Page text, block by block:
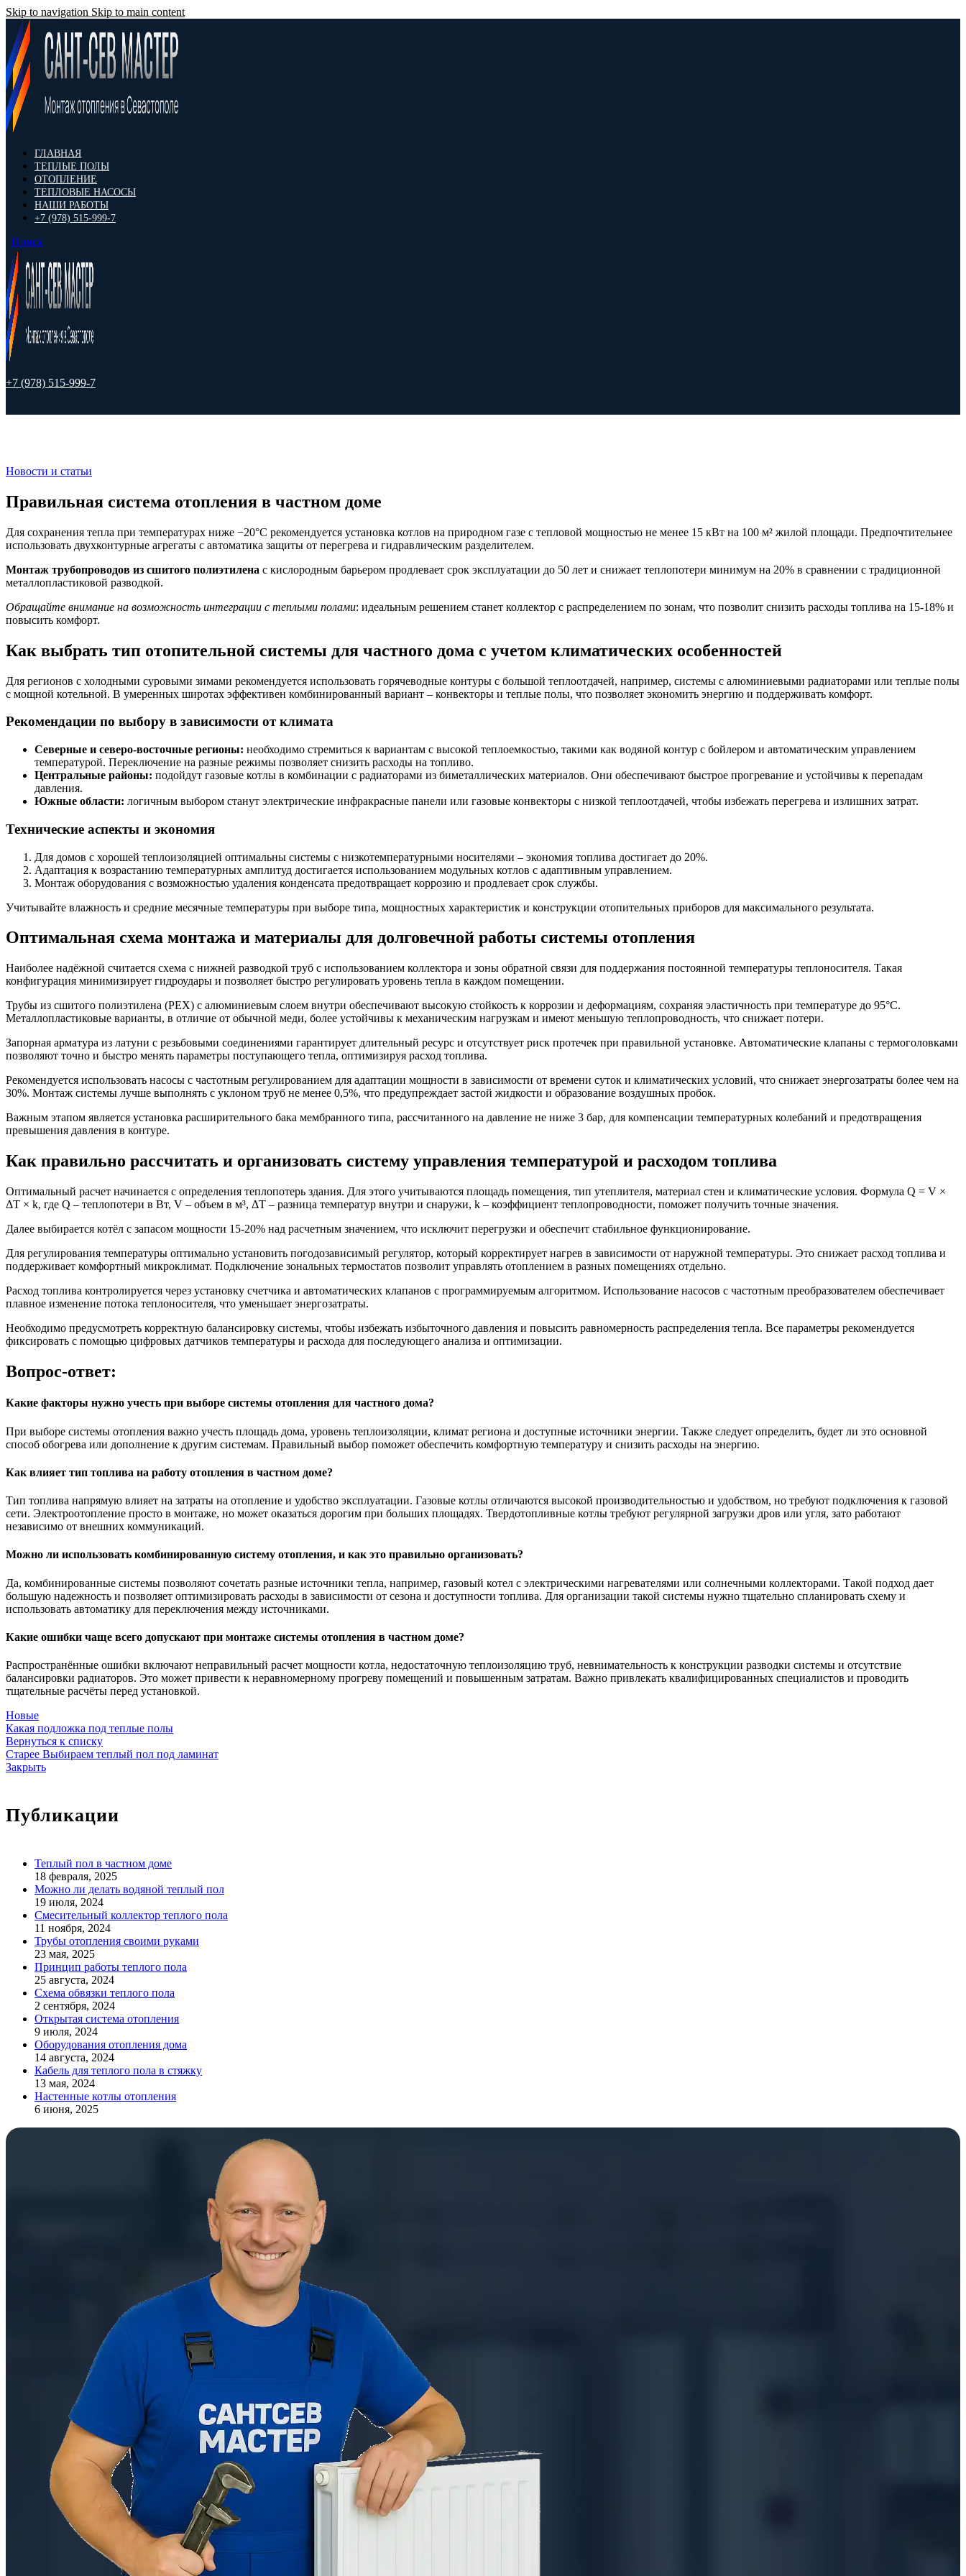
Skip to navigation Skip to main content
ГЛАВНАЯ
ТЕПЛЫЕ ПОЛЫ
ОТОПЛЕНИЕ
ТЕПЛОВЫЕ НАСОСЫ
НАШИ РАБОТЫ
+7 (978) 515-999-7
Поиск
+7 (978) 515-999-7
Новости и статьи
Правильная система отопления в частном доме
Для сохранения тепла при температурах ниже −20°С рекомендуется установка котлов на природном газе с тепловой мощностью не менее 15 кВт на 100 м² жилой площади. Предпочтительнее
использовать двухконтурные агрегаты с автоматика защиты от перегрева и гидравлическим разделителем.
Монтаж трубопроводов из сшитого полиэтилена с кислородным барьером продлевает срок эксплуатации до 50 лет и снижает теплопотери минимум на 20% в сравнении с традиционной
металлопластиковой разводкой.
Обращайте внимание на возможность интеграции с теплыми полами: идеальным решением станет коллектор с распределением по зонам, что позволит снизить расходы топлива на 15-18% и
повысить комфорт.
Как выбрать тип отопительной системы для частного дома с учетом климатических особенностей
Для регионов с холодными суровыми зимами рекомендуется использовать горячеводные контуры с большой теплоотдачей, например, системы с алюминиевыми радиаторами или теплые полы
с мощной котельной. В умеренных широтах эффективен комбинированный вариант – конвекторы и теплые полы, что позволяет экономить энергию и поддерживать комфорт.
Рекомендации по выбору в зависимости от климата
Северные и северо-восточные регионы: необходимо стремиться к вариантам с высокой теплоемкостью, такими как водяной контур с бойлером и автоматическим управлением
температурой. Переключение на разные режимы позволяет снизить расходы на топливо.
Центральные районы: подойдут газовые котлы в комбинации с радиаторами из биметаллических материалов. Они обеспечивают быстрое прогревание и устойчивы к перепадам
давления.
Южные области: логичным выбором станут электрические инфракрасные панели или газовые конвекторы с низкой теплоотдачей, чтобы избежать перегрева и излишних затрат.
Технические аспекты и экономия
Для домов с хорошей теплоизоляцией оптимальны системы с низкотемпературными носителями – экономия топлива достигает до 20%.
Адаптация к возрастанию температурных амплитуд достигается использованием модульных котлов с адаптивным управлением.
Монтаж оборудования с возможностью удаления конденсата предотвращает коррозию и продлевает срок службы.
Учитывайте влажность и средние месячные температуры при выборе типа, мощностных характеристик и конструкции отопительных приборов для максимального результата.
Оптимальная схема монтажа и материалы для долговечной работы системы отопления
Наиболее надёжной считается схема с нижней разводкой труб с использованием коллектора и зоны обратной связи для поддержания постоянной температуры теплоносителя. Такая
конфигурация минимизирует гидроудары и позволяет быстро регулировать уровень тепла в каждом помещении.
Трубы из сшитого полиэтилена (PEX) с алюминиевым слоем внутри обеспечивают высокую стойкость к коррозии и деформациям, сохраняя эластичность при температуре до 95°C.
Металлопластиковые варианты, в отличие от обычной меди, более устойчивы к механическим нагрузкам и имеют меньшую теплопроводность, что снижает потери.
Запорная арматура из латуни с резьбовыми соединениями гарантирует длительный ресурс и отсутствует риск протечек при правильной установке. Автоматические клапаны с термоголовками
позволяют точно и быстро менять параметры поступающего тепла, оптимизируя расход топлива.
Рекомендуется использовать насосы с частотным регулированием для адаптации мощности в зависимости от времени суток и климатических условий, что снижает энергозатраты более чем на
30%. Монтаж системы лучше выполнять с уклоном труб не менее 0,5%, что предупреждает застой жидкости и образование воздушных пробок.
Важным этапом является установка расширительного бака мембранного типа, рассчитанного на давление не ниже 3 бар, для компенсации температурных колебаний и предотвращения
превышения давления в контуре.
Как правильно рассчитать и организовать систему управления температурой и расходом топлива
Оптимальный расчет начинается с определения теплопотерь здания. Для этого учитываются площадь помещения, тип утеплителя, материал стен и климатические условия. Формула Q = V ×
ΔT × k, где Q – теплопотери в Вт, V – объем в м³, ΔT – разница температур внутри и снаружи, k – коэффициент теплопроводности, поможет получить точные значения.
Далее выбирается котёл с запасом мощности 15-20% над расчетным значением, что исключит перегрузки и обеспечит стабильное функционирование.
Для регулирования температуры оптимально установить погодозависимый регулятор, который корректирует нагрев в зависимости от наружной температуры. Это снижает расход топлива и
поддерживает комфортный микроклимат. Подключение зональных термостатов позволит управлять отоплением в разных помещениях отдельно.
Расход топлива контролируется через установку счетчика и автоматических клапанов с программируемым алгоритмом. Использование насосов с частотным преобразователем обеспечивает
плавное изменение потока теплоносителя, что уменьшает энергозатраты.
Необходимо предусмотреть корректную балансировку системы, чтобы избежать избыточного давления и повысить равномерность распределения тепла. Все параметры рекомендуется
фиксировать с помощью цифровых датчиков температуры и расхода для последующего анализа и оптимизации.
Вопрос-ответ:
Какие факторы нужно учесть при выборе системы отопления для частного дома?
При выборе системы отопления важно учесть площадь дома, уровень теплоизоляции, климат региона и доступные источники энергии. Также следует определить, будет ли это основной
способ обогрева или дополнение к другим системам. Правильный выбор поможет обеспечить комфортную температуру и снизить расходы на энергию.
Как влияет тип топлива на работу отопления в частном доме?
Тип топлива напрямую влияет на затраты на отопление и удобство эксплуатации. Газовые котлы отличаются высокой производительностью и удобством, но требуют подключения к газовой
сети. Электроотопление просто в монтаже, но может оказаться дорогим при больших площадях. Твердотопливные котлы требуют регулярной загрузки дров или угля, зато работают
независимо от внешних коммуникаций.
Можно ли использовать комбинированную систему отопления, и как это правильно организовать?
Да, комбинированные системы позволяют сочетать разные источники тепла, например, газовый котел с электрическими нагревателями или солнечными коллекторами. Такой подход дает
большую надежность и позволяет оптимизировать расходы в зависимости от сезона и доступности топлива. Для организации такой системы нужно тщательно спланировать схему и
использовать автоматику для переключения между источниками.
Какие ошибки чаще всего допускают при монтаже системы отопления в частном доме?
Распространённые ошибки включают неправильный расчет мощности котла, недостаточную теплоизоляцию труб, невнимательность к конструкции разводки системы и отсутствие
балансировки радиаторов. Это может привести к неравномерному прогреву помещений и повышенным затратам. Важно привлекать квалифицированных специалистов и проводить
тщательные расчёты перед установкой.
Новые
Какая подложка под теплые полы
Вернуться к списку
Старее Выбираем теплый пол под ламинат
Закрыть
Публикации
Теплый пол в частном доме
18 февраля, 2025
Можно ли делать водяной теплый пол
19 июля, 2024
Смесительный коллектор теплого пола
11 ноября, 2024
Трубы отопления своими руками
23 мая, 2025
Принцип работы теплого пола
25 августа, 2024
Схема обвязки теплого пола
2 сентября, 2024
Открытая система отопления
9 июля, 2024
Оборудования отопления дома
14 августа, 2024
Кабель для теплого пола в стяжку
13 мая, 2024
Настенные котлы отопления
6 июня, 2025